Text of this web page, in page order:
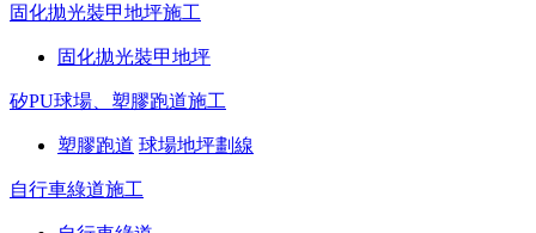
固化拋光裝甲地坪施工
固化拋光裝甲地坪
矽PU球場、塑膠跑道施工
塑膠跑道 球場地坪劃線
自行車綠道施工